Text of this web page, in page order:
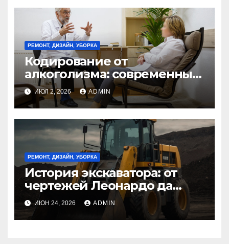
РЕМОНТ, ДИЗАЙН, УБОРКА
Кодирование от
алкоголизма: современные
методы и эффективность
ИЮЛ 2, 2026 ADMIN
РЕМОНТ, ДИЗАЙН, УБОРКА
История экскаватора: от
чертежей Леонардо да
Винчи до гидравлических
машин
ИЮН 24, 2026 ADMIN